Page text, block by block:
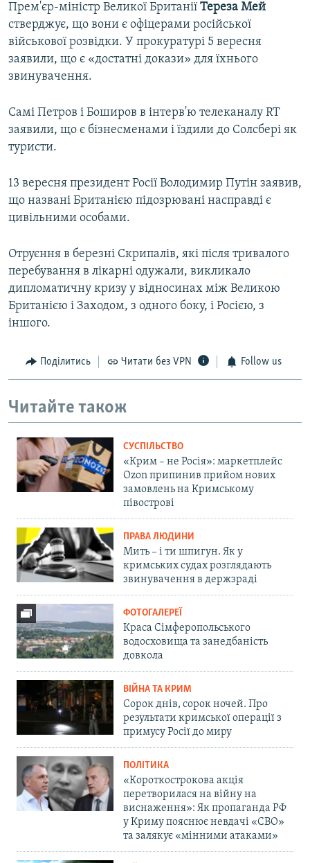
Прем'єр-міністр Великої Британії Тереза Мей
стверджує, що вони є офіцерами російської
військової розвідки. У прокуратурі 5 вересня
заявили, що є «достатні докази» для їхнього
звинувачення.
Самі Петров і Боширов в інтерв'ю телеканалу RT
заявили, що є бізнесменами і їздили до Солсбері як
туристи.
13 вересня президент Росії Володимир Путін заявив,
що названі Британією підозрювані насправді є
цивільними особами.
Отруєння в березні Скрипалів, які після тривалого
перебування в лікарні одужали, викликало
дипломатичну кризу у відносинах між Великою
Британією і Заходом, з одного боку, і Росією, з
іншого.
Поділитись Читати без VPN Follow us
Читайте також
СУСПІЛЬСТВО
«Крим – не Росія»: маркетплейс
Ozon припинив прийом нових
замовлень на Кримському
півострові
ПРАВА ЛЮДИНИ
Мить – і ти шпигун. Як у
кримських судах розглядають
звинувачення в держзраді
ФОТОГАЛЕРЕЇ
Краса Сімферопольського
водосховища та занедбаність
довкола
ВІЙНА ТА КРИМ
Сорок днів, сорок ночей. Про
результати кримської операції з
примусу Росії до миру
ПОЛІТИКА
«Короткострокова акція
перетворилася на війну на
виснаження»: Як пропаганда РФ
у Криму пояснює невдачі «СВО»
та залякує «мінними атаками»